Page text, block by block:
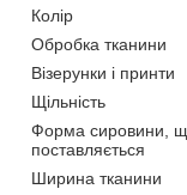
Колір
Обробка тканини
Візерунки і принти
Щільність
Форма сировини,
поставляється
Ширина тканини